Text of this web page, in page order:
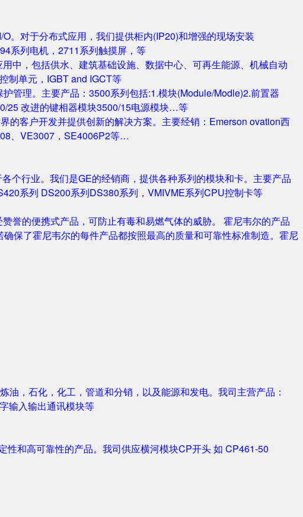
。对于分布式应用，我们提供柜内(IP20)和增强的现场安装
系列电机，2711系列触摸屏，等
中，包括供水、建筑基础设施、数据中心、可再生能源、机械自动
制单元，IGBT and IGCT等
管理。主要产品：3500系列包括:1.模块(Module/Modle)2.前置器
25 改进的键相器模块3500/15电源模块…等
的客户开发并提供创新的解决方案。主要经销：Emerson ovation西
、VE3007，SE4006P2等…
个行业。我们是GE的经销商，提供各种系列的模块和卡。主要产品
系列 DS200系列DS380系列，VMIVME系列CPU控制卡等
誉的便携式产品，可防止有毒和易燃气体的威胁。 霍尼韦尔的产品
保了霍尼韦尔的每件产品都按照最高的质量和可靠性标准制造。霍尼
，石化，化工，管道和分销，以及能源和发电。我司主营产品：
输入输出通讯模块等
和高可靠性的产品。我司供应横河模块CP开头 如 CP461-50